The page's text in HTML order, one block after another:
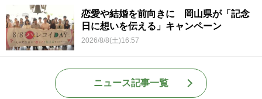
恋愛や結婚を前向きに 岡山県が「記念
日に想いを伝える」キャンペーン
2026/8/8(土)16:57
ニュース記事一覧